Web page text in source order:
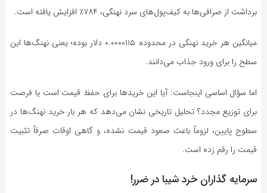
برداشت از صرافی‌ها به کیف‌پول‌های سرد نهنگی، ۷۸۴٪ افزایش یافته است.
میانگین هر خرید نهنگی در محدوده ۰.۰۰۰۰۱۱۵ دلار بوده؛ یعنی نهنگ‌ها این
سطح را برای ورود جذاب می‌دانند.
اما سؤال اساسی اینجاست: آیا این خرید‌ها برای حفظ قیمت است یا فرصت
برای توزیع مجدد؟ تحلیل تاریخی نشان می‌دهد که هر بار خرید نهنگ‌ها در
سطوح پایین، لزوماً باعث صعود قیمت نشده، و گاهی اوقات صرفاً تثبیت
قیمت را رقم زده است.
سرمایه گذاران خرد شیبا در ضرر!